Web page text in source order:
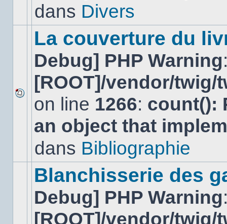
dansdans Divers
Aucun
nouveau
message
non-
dans
La couverture du
Debug] PHP Warning
[ROOT]/vendor/
on line 1266: count():
an object that
dans Bibliographie
Blanchisserie des
Debug] PHP Warning
[ROOT]/vendor/